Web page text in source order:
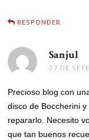
RESPONDER
Sanjul
27 DE
Precioso blog con
disco de Boccherini
repararlo. Necesito
que tan buenos